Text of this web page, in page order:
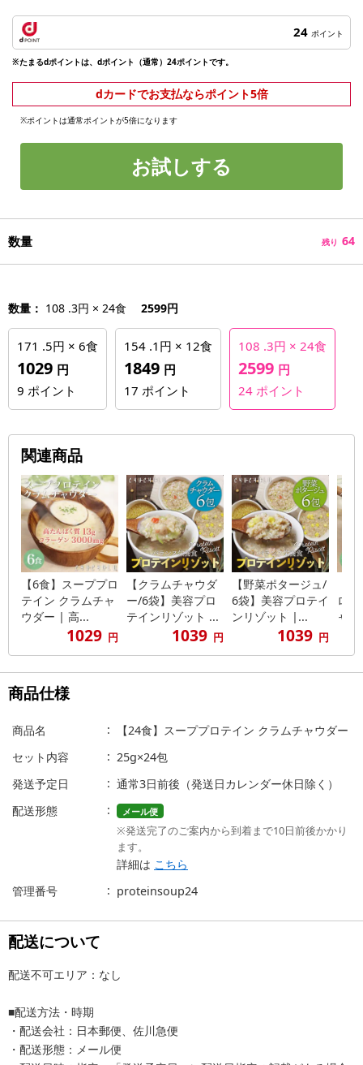
24 ポイント
※たまるdポイントは、dポイント（通常）24ポイントです。
dカードでお支払ならポイント5倍
※ポイントは通常ポイントが5倍になります
お試しする
数量 残り 64
数量： 108 .3円 × 24食 2599円
171 .5円 × 6食
1029 円
9 ポイント
154 .1円 × 12食
1849 円
17 ポイント
108 .3円 × 24食
2599 円
24 ポイント
関連商品
【6食】スーププロ
テイン クラムチャ
ウダー | 高...
1029 円
【クラムチャウダ
ー/6袋】美容プロ
テインリゾット ...
1039 円
【野菜ポタージュ/
6袋】美容プロテイ
ンリゾット |...
1039 円
ロ
ャ
商品仕様
商品名
【24食】スーププロテイン クラムチャウダー
セット内容
25g×24包
発送予定日
通常3日前後（発送日カレンダー休日除く）
配送形態
メール便
※発送完了のご案内から到着まで10日前後かかり
ます。
詳細は こちら
管理番号
proteinsoup24
配送について
配送不可エリア：なし
■配送方法・時期
・配送会社：日本郵便、佐川急便
・配送形態：メール便